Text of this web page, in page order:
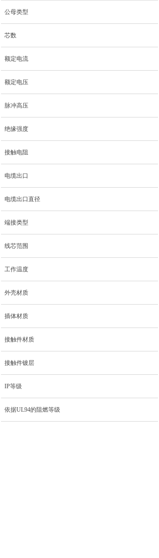
公母类型
芯数
额定电流
额定电压
脉冲高压
绝缘强度
接触电阻
电缆出口
电缆出口直径
端接类型
线芯范围
工作温度
外壳材质
插体材质
接触件材质
接触件镀层
IP等级
依据UL94的阻燃等级